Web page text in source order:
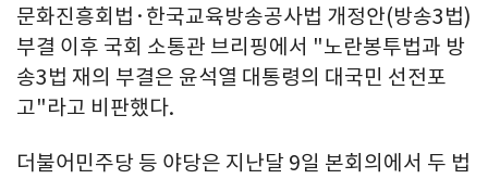
문화진흥회법·한국교육방송공사법 개정안(방송3법)
부결 이후 국회 소통관 브리핑에서 "노란봉투법과 방
송3법 재의 부결은 윤석열 대통령의 대국민 선전포
고"라고 비판했다.
더불어민주당 등 야당은 지난달 9일 본회의에서 두 법